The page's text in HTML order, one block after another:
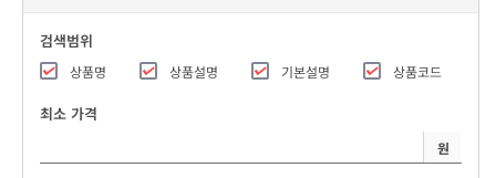
검색범위
상품명 상품설명 기본설명 상품코드
최소 가격
원